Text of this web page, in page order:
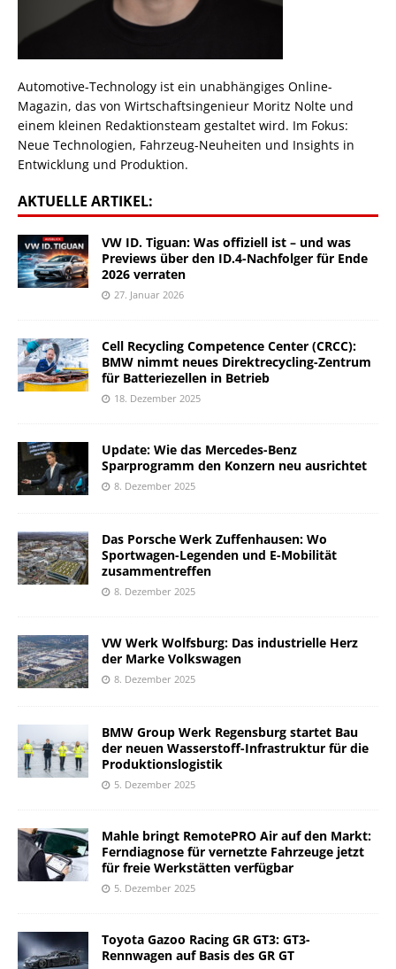
Automotive-Technology ist ein unabhängiges Online-
Magazin, das von Wirtschaftsingenieur Moritz Nolte und
einem kleinen Redaktionsteam gestaltet wird. Im Fokus:
Neue Technologien, Fahrzeug-Neuheiten und Insights in
Entwicklung und Produktion.
AKTUELLE ARTIKEL:
VW ID. Tiguan: Was offiziell ist – und was
Previews über den ID.4-Nachfolger für Ende
2026 verraten
27. Januar 2026
Cell Recycling Competence Center (CRCC):
BMW nimmt neues Direktrecycling-Zentrum
für Batteriezellen in Betrieb
18. Dezember 2025
Update: Wie das Mercedes-Benz
Sparprogramm den Konzern neu ausrichtet
8. Dezember 2025
Das Porsche Werk Zuffenhausen: Wo
Sportwagen-Legenden und E-Mobilität
zusammentreffen
8. Dezember 2025
VW Werk Wolfsburg: Das industrielle Herz
der Marke Volkswagen
8. Dezember 2025
BMW Group Werk Regensburg startet Bau
der neuen Wasserstoff-Infrastruktur für die
Produktionslogistik
5. Dezember 2025
Mahle bringt RemotePRO Air auf den Markt:
Ferndiagnose für vernetzte Fahrzeuge jetzt
für freie Werkstätten verfügbar
5. Dezember 2025
Toyota Gazoo Racing GR GT3: GT3-
Rennwagen auf Basis des GR GT